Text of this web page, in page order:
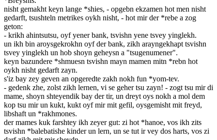
nisht gemakht keyn lange *shies, - opgebn ekzamen hot men nisht
gedarft, tsushteln metrikes oykh nisht, - hot mir der *rebe a zog
geton:
- krikh ahintsutsu, oyf yener bank, tsvishn yene tsvey yinglekh.
un ikh bin aroysgekrokhn oyf der bank, zikh arayngekhapt tsvishn
tsvey yinglekh un hob shoyn geheysn a "tsugenumener".
keyn bazundere *shmuesn tsvishn mayn mamen mitn *rebn hot
oykh nisht gedarft zayn.
s'iz bay zey geven an opgeredte zakh nokh fun *yom-tev.
- gedenk zhe, zolst zikh lernen, vi se geher tsu zayn! - zogt tsu mir di
mame, shoyn shteyendik bay der tir, un dreyt oys nokh a mol dem
kop tsu mir un kukt, kukt oyf mir mit gefil, oysgemisht mit freyd,
libshaft un *rakhmones.
der mames kuk farshtey ikh zeyer gut: zi hot *hanoe, vos ikh zits
tsvishn *balebatishe kinder un lern, un se tut ir vey dos harts, vos zi